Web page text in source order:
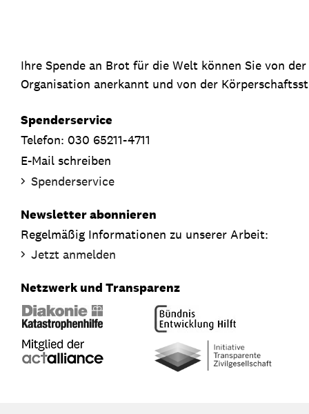
Ihre Spende an Brot für die Welt können Sie von
Organisation anerkannt und von der
Spenderservice
Telefon: 030 65211-4711
E-Mail schreiben
Spenderservice
Newsletter abonnieren
Regelmäßig Informationen zu unserer Arbeit:
Jetzt anmelden
Netzwerk und Transparenz